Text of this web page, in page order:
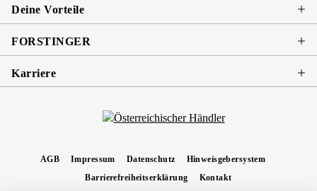
Deine Vorteile
FORSTINGER
Karriere
AGB Impressum Datenschutz
Hinweisgebersystem
Barrierefreiheitserklärung
Kontakt